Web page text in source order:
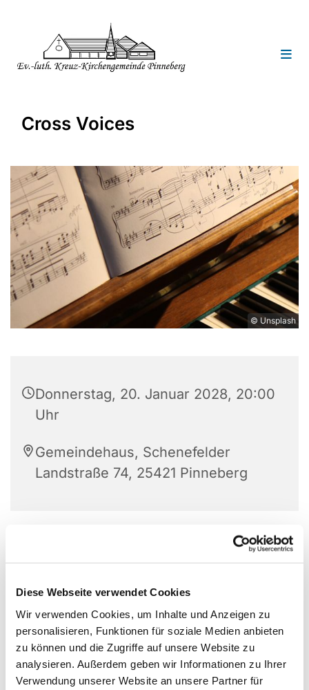
Diese Webseite verwendet Cookies
Wir verwenden Cookies, um Inhalte und Anzeigen zu
personalisieren, Funktionen für soziale Medien anbieten
zu können und die Zugriffe auf unsere Website zu
analysieren. Außerdem geben wir Informationen zu Ihrer
Verwendung unserer Website an unsere Partner für
Cross Voices
© Unsplash
Donnerstag, 20. Januar 2028, 20:00
Uhr
Gemeindehaus, Schenefelder
Landstraße 74, 25421 Pinneberg